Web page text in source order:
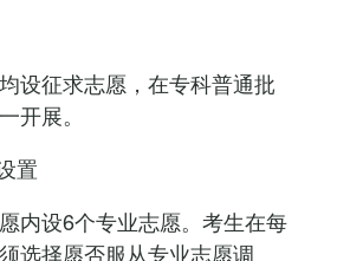
设征求志愿，在专科普通批
开展。
置
内设6个专业志愿。考生在每
选择愿否服从专业志愿调